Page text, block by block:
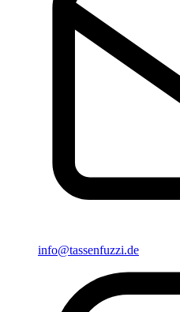
info@tassenfuzzi.de